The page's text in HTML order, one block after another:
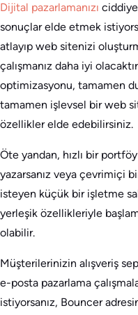
Dijital pazarlamanızı
sonuçlar elde etmek
atlayıp web sitenizi
çalışmanız daha iyi
optimizasyonu, tamamen
tamamen işlevsel bir web
özellikler elde edebilirsiniz.
Öte yandan, hızlı bir
yazarsanız veya çevrimiçi
isteyen küçük bir işletme
yerleşik özellikleriyle
olabilir.
Müşterilerinizin alışveriş
e-posta pazarlama
istiyorsanız, Bouncer